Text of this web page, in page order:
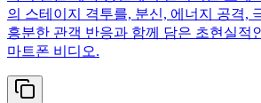
의 스테이지 격투를, 분신, 에너지 공격,
흥분한 관객 반응과 함께 담은 초현실적
마트폰 비디오.